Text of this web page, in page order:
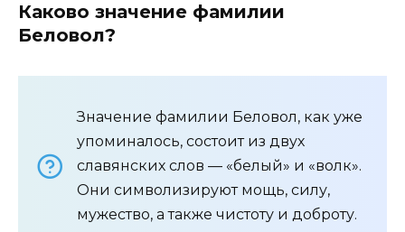
Каково значение фамилии
Беловол?
Значение фамилии Беловол, как уже
упоминалось, состоит из двух
славянских слов — «белый» и «волк».
Они символизируют мощь, силу,
мужество, а также чистоту и доброту.